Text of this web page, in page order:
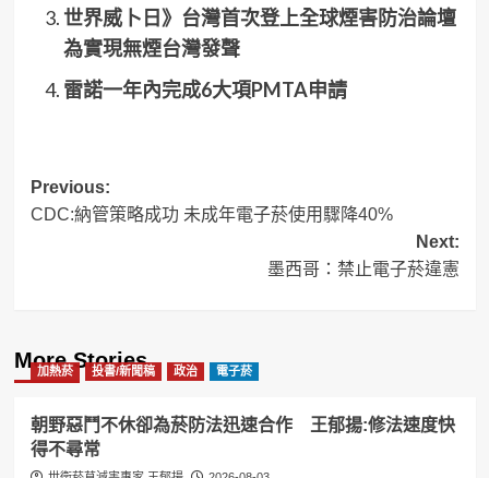
世界威卜日》台灣首次登上全球煙害防治論壇
為實現無煙台灣發聲
雷諾一年內完成6大項PMTA申請
Post
navigation
Previous:
CDC:納管策略成功 未成年電子菸使用驟降40%
Next:
墨西哥：禁止電子菸違憲
More Stories
加熱菸 投書/新聞稿 政治 電子菸
朝野惡鬥不休卻為菸防法迅速合作 王郁揚:修法速度快
得不尋常